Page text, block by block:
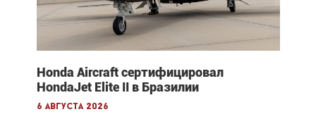
Honda Aircraft сертифицировал
HondaJet Elite II в Бразилии
6 августа 2026